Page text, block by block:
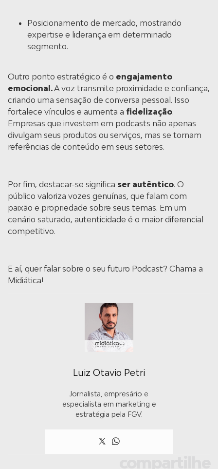
Posicionamento de mercado, mostrando
expertise e liderança em determinado
segmento.
Outro ponto estratégico é o engajamento
emocional.A voz transmite proximidade e confiança,
criando uma sensação de conversa pessoal. Isso
fortalece vínculos e aumenta a fidelização.
Empresas que investem em podcasts não apenas
divulgam seus produtos ou serviços, mas se tornam
referências de conteúdo em seus setores.
Por fim, destacar-se significa ser autêntico. O
público valoriza vozes genuínas, que falam com
paixão e propriedade sobre seus temas. Em um
cenário saturado, autenticidade é o maior diferencial
competitivo.
E aí, quer falar sobre o seu futuro Podcast? Chama a
Midiática!
Luiz Otavio Petri
Jornalista, empresário e
especialista em marketing e
estratégia pela FGV.